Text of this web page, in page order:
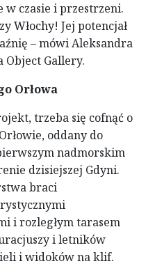
w czasie i przestrzeni.
Włochy! Jej potencjał
– mówi Aleksandra
Object Gallery.
Orłowa
trzeba się cofnąć o
oddany do
nadmorskim
dzisiejszej Gdyni.
braci
i rozległym tarasem
i letników
i widoków na klif.